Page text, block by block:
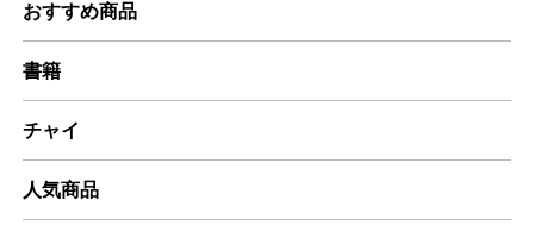
おすすめ商品
書籍
チャイ
人気商品